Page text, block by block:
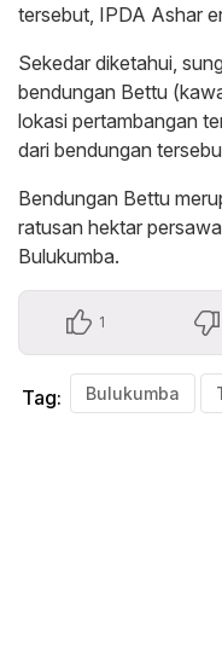
tersebut, IPDA Ashar
Sekedar diketahui,
bendungan Bettu
lokasi pertambangan
dari bendungan
Bendungan Bettu
ratusan hektar
Bulukumba.
1
Tag: Bulukumba